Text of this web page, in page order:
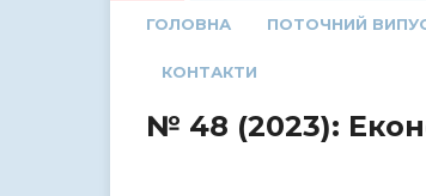
ГОЛОВНА ПОТОЧНИЙ
КОНТАКТИ
№ 48 (2023):